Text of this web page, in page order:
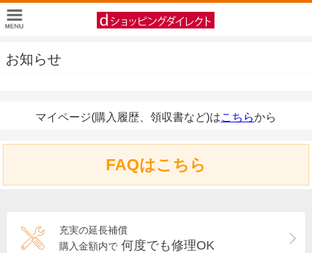
お知らせ
マイページ(購入履歴、領収書など)はこちらから
FAQはこちら
充実の延長補償
購入金額内で 何度でも修理OK